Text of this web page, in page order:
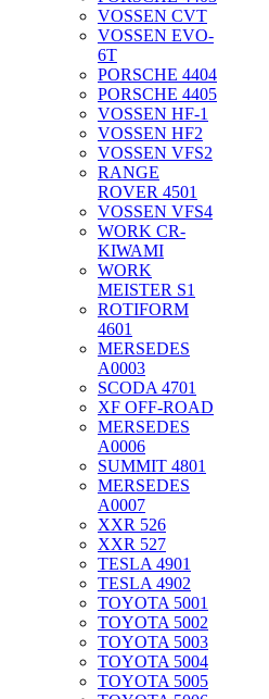
VOSSEN CVT
VOSSEN EVO-
6T
PORSCHE 4404
PORSCHE 4405
VOSSEN HF-1
VOSSEN HF2
VOSSEN VFS2
RANGE
ROVER 4501
VOSSEN VFS4
WORK CR-
KIWAMI
WORK
MEISTER S1
ROTIFORM
4601
MERSEDES
A0003
SCODA 4701
XF OFF-ROAD
MERSEDES
A0006
SUMMIT 4801
MERSEDES
A0007
XXR 526
XXR 527
TESLA 4901
TESLA 4902
TOYOTA 5001
TOYOTA 5002
TOYOTA 5003
TOYOTA 5004
TOYOTA 5005